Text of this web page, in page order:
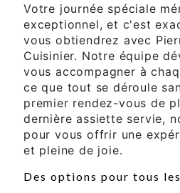
Votre journée spéciale
exceptionnel, et c'est
vous obtiendrez avec
Cuisinier. Notre équipe
vous accompagner à
ce que tout se déroule
premier rendez-vous de
dernière assiette servie,
pour vous offrir une
et pleine de joie.
Des options pour tous